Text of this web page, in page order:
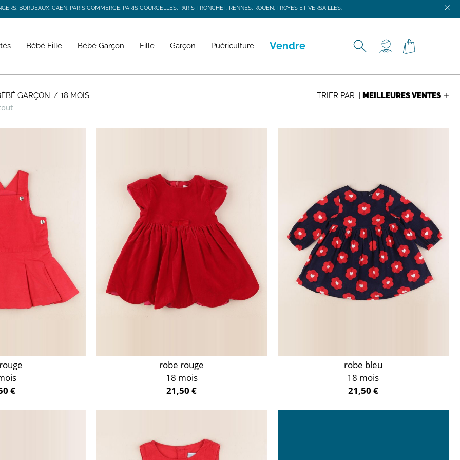
BORDEAUX, CAEN, PARIS COMMERCE, PARIS COURCELLES, PARIS TRONCHET, RENNES, ROUEN, TROYES ET VERSAILLES.
Bébé Fille Bébé Garçon Fille Garçon Puériculture Vendre
TRIER PAR |
GARÇON 18 MOIS
€
robe rouge
18 mois
21,50 €
robe bleu
18 mois
21,50 €